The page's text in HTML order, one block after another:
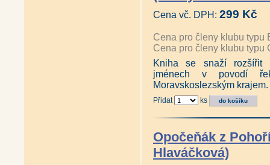
Cena vč. DPH: 299 Kč
Cena pro členy klubu typu
Cena pro členy klubu typu
Kniha se snaží rozšířit
jménech v povodí
Moravskoslezským
Přidat ks
Opočeňák z
Hlaváčková)